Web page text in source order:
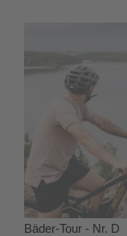
Bäder-Tour - Nr. D